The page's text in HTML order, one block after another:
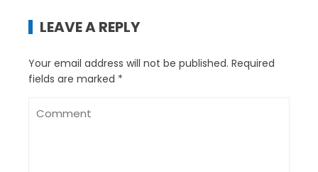
LEAVE A REPLY
Your email address will not be published. Required
fields are marked *